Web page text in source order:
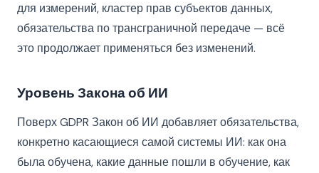
для измерений, кластер прав субъектов данных,
обязательства по трансграничной передаче — всё
это продолжает применяться без изменений.
Уровень Закона об ИИ
Поверх GDPR Закон об ИИ добавляет обязательства,
конкретно касающиеся самой системы ИИ: как она
была обучена, какие данные пошли в обучение, как